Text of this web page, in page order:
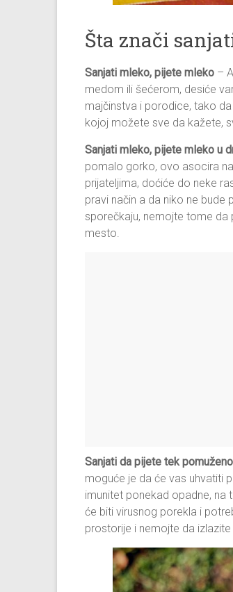
Šta znači
Sanjati mleko, pijete mleko –
medom ili šećerom, desiće
majčinstva i porodice, tako
kojoj možete sve da kažete,
Sanjati mleko, pijete mleko u
pomalo gorko, ovo asocira
prijateljima, doćiće do neke
pravi način a da niko ne
sporečkaju, nemojte tome da
mesto.
Sanjati da pijete tek
moguće je da će vas uhvatiti
imunitet ponekad opadne, na
će biti virusnog porekla i
prostorije i nemojte da